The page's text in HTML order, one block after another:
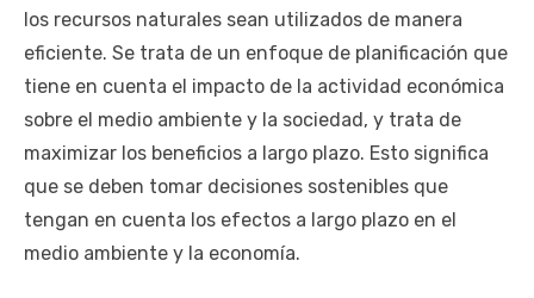
los recursos naturales sean utilizados de manera
eficiente. Se trata de un enfoque de planificación que
tiene en cuenta el impacto de la actividad económica
sobre el medio ambiente y la sociedad, y trata de
maximizar los beneficios a largo plazo. Esto significa
que se deben tomar decisiones sostenibles que
tengan en cuenta los efectos a largo plazo en el
medio ambiente y la economía.